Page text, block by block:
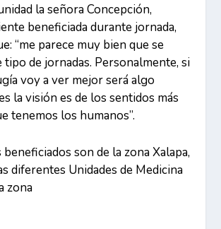
la señora Concepción,
beneficiada durante jornada,
“me parece muy bien que se
tipo de jornadas. Personalmente, si
voy a ver mejor será algo
la visión es de los sentidos más
tenemos los humanos”.
son de la zona Xalapa,
diferentes Unidades de Medicina
zona